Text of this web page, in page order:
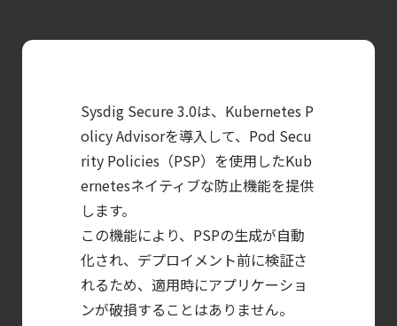
【ブログ】
Falco を超える
Sysdig Secure
によるセキュリティの新常識
CWPP（Cloud
Workload
Protection
Platform）とは？
Sysdig Secure 3.0は、Kubernetes P
olicy Advisorを導入して、Pod Secu
rity Policies（PSP）を使用したKub
ernetesネイティブな防止機能を提供
します。
この機能により、PSPの生成が自動
化され、デプロイメント前に検証さ
れるため、適用時にアプリケーショ
ンが破損することはありません。